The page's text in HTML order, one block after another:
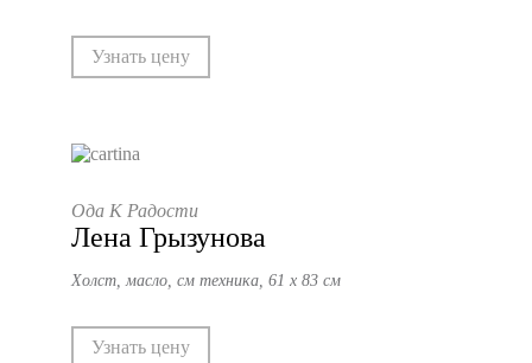
Узнать цену
Ода К Радости
Лена Грызунова
Холст, масло, см техника, 61 х 83 см
Узнать цену